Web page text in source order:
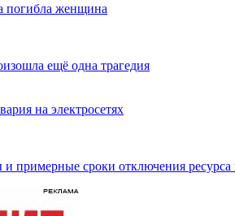
погибла женщина
ещё одна трагедия
на электросетях
примерные сроки отключения ресурса